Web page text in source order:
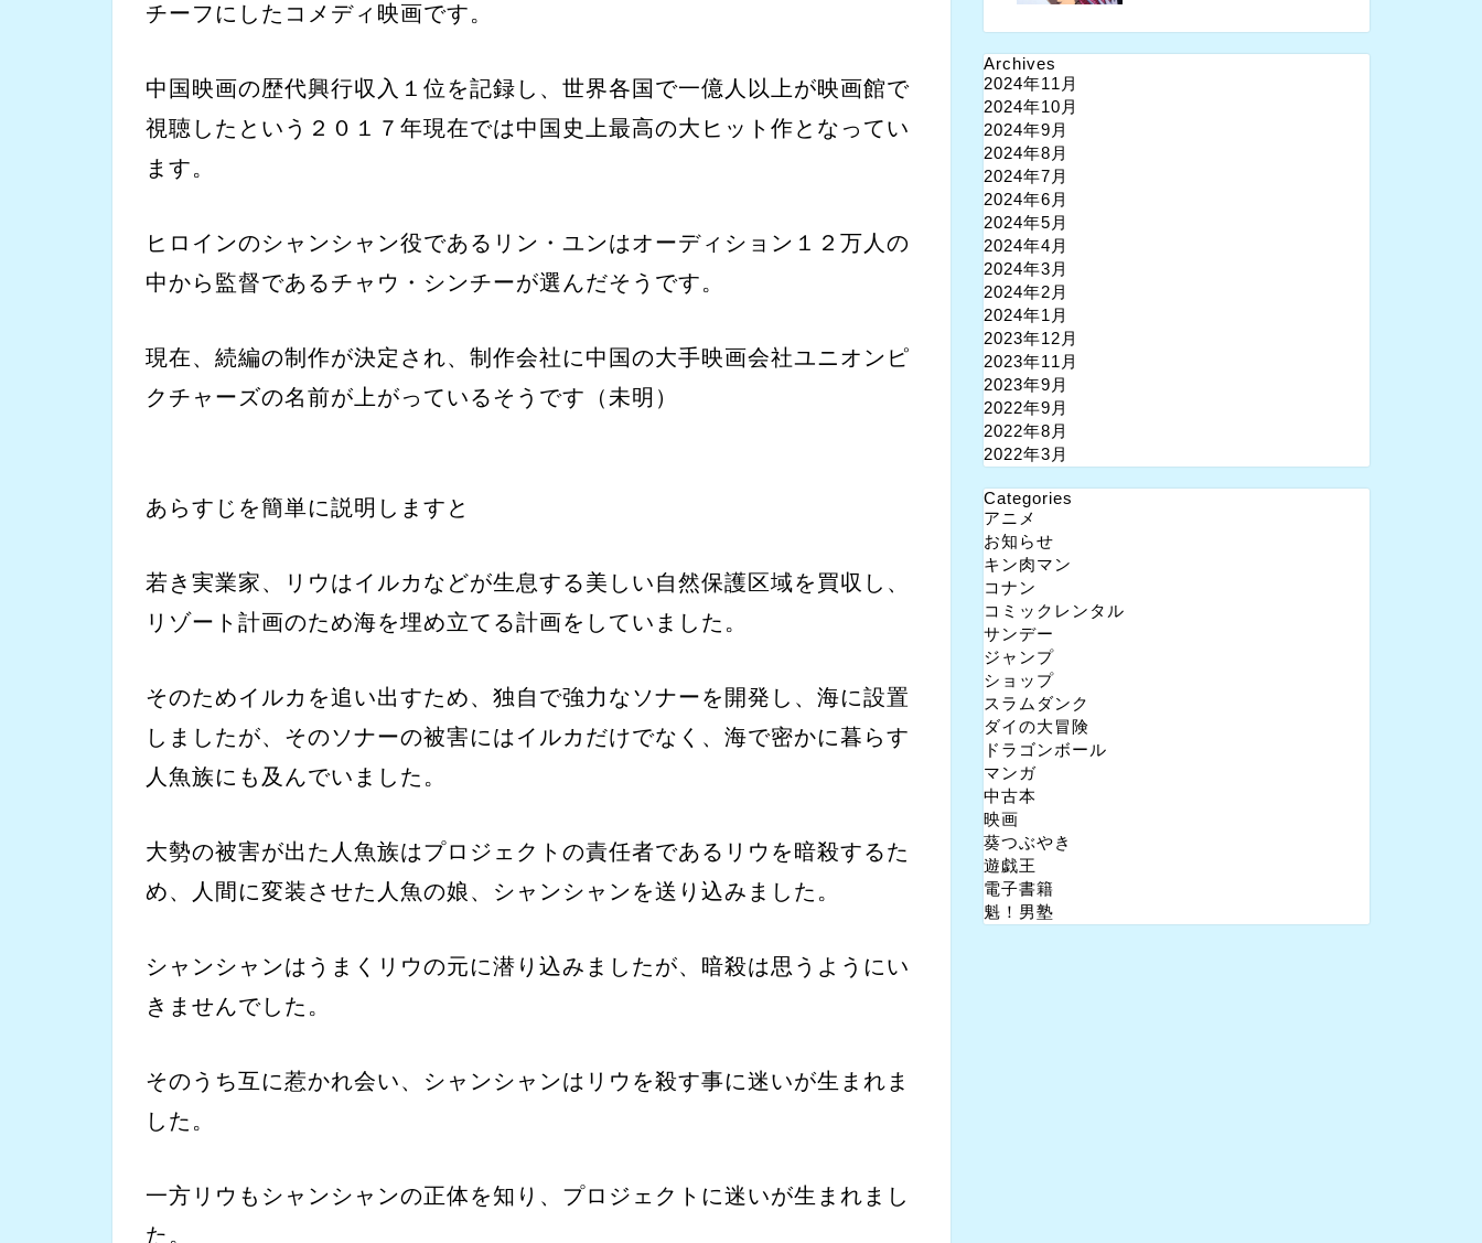
チーフにしたコメディ映画です。
中国映画の歴代興行収入１位を記録し、世界各国で一億人以上が映画館で
視聴したという２０１７年現在では中国史上最高の大ヒット作となってい
ます。
ヒロインのシャンシャン役であるリン・ユンはオーディション１２万人の
中から監督であるチャウ・シンチーが選んだそうです。
現在、続編の制作が決定され、制作会社に中国の大手映画会社ユニオンピ
クチャーズの名前が上がっているそうです（未明）
あらすじを簡単に説明しますと
若き実業家、リウはイルカなどが生息する美しい自然保護区域を買収し、
リゾート計画のため海を埋め立てる計画をしていました。
そのためイルカを追い出すため、独自で強力なソナーを開発し、海に設置
しましたが、そのソナーの被害にはイルカだけでなく、海で密かに暮らす
人魚族にも及んでいました。
大勢の被害が出た人魚族はプロジェクトの責任者であるリウを暗殺するた
め、人間に変装させた人魚の娘、シャンシャンを送り込みました。
シャンシャンはうまくリウの元に潜り込みましたが、暗殺は思うようにい
きませんでした。
そのうち互に惹かれ会い、シャンシャンはリウを殺す事に迷いが生まれま
した。
一方リウもシャンシャンの正体を知り、プロジェクトに迷いが生まれまし
た。
Archives
2024年11月
2024年10月
2024年9月
2024年8月
2024年7月
2024年6月
2024年5月
2024年4月
2024年3月
2024年2月
2024年1月
2023年12月
2023年11月
2023年9月
2022年9月
2022年8月
2022年3月
Categories
アニメ
お知らせ
キン肉マン
コナン
コミックレンタル
サンデー
ジャンプ
ショップ
スラムダンク
ダイの大冒険
ドラゴンボール
マンガ
中古本
映画
葵つぶやき
遊戯王
電子書籍
魁！男塾